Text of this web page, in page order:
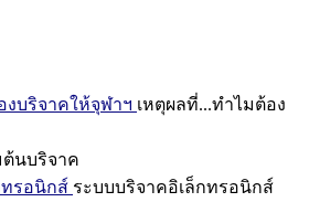
งบริจาคให้จุฬาฯ เหตุผลที่...ทำไมต้อง
ต้นบริจาค
ทรอนิกส์ ระบบบริจาคอิเล็กทรอนิกส์